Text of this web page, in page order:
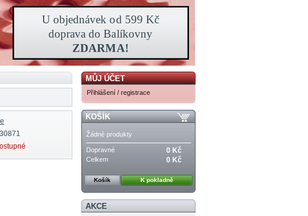
MŮJ ÚČET
Přihlášení / registrace
KOŠÍK
Žádné produkty
Dopravné 0 Kč
Celkem 0 Kč
Košík K pokladně
AKCE